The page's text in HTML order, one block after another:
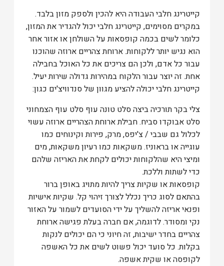
קייטרינג חלבי העבודה היא להכין ולספק מזון בלבד.
במקרים מסוימים, קייטרינג חלבי יכול להגדיר את המזון,
כלומר לשים בכמה קופסאות על השולחן או אזור אחר
הוא נגיש יותר ללקוחות. ארוחת צהריים ארוזה שהוכנו
עבור כל אדם, ולכן הם צריכים את כל האוכל בחבילה
אחת. זה יוצר עבור הלקוח במהירות גדולה שירות יעיל.
קייטרינג חלבי יכולה להציע מגוון של סנדוויצ'ים כגון:
צלי בקר תורכיה ביצה סלט טונה עוף סלט עוף הצמחוני
סלט אבוקדו סביח. חבילת ארוחת הצהריים ארוזה עשוי
לכלול גם שבבי / צ'יפס, מרק, פירות וקינוחים כמו
עוגייה או בראוניז. משקאות כמו רעיון משקאות, מים
ומיצי היא שהלקוחות יכולים לקחת את האריזה שלהם
כדי לשתות וללכת.
קופסאות או שקיות צריך להיות מתויג באופן ברור
בהתאם לסוג כריך נכלל לצורך זיהוי קל. שקיות אישיות
ופנאי אריזה להשליך על ידי הסועדים לשמור על האזור
נקי ומסודר. לדוגמה, אם חברה בעלת פגישה ארוחת
צהריים בחדר ישיבות, זה חיוני כי הם יכולים לנקות
בקלות. כל סועד יכול פשוט לשים את כל האשפה
לקופסה או שקית אשפה.